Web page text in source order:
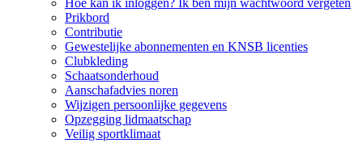
Hoe kan ik inloggen? Ik ben mijn wachtwoord vergeten
Prikbord
Contributie
Gewestelijke abonnementen en KNSB licenties
Clubkleding
Schaatsonderhoud
Aanschafadvies noren
Wijzigen persoonlijke gegevens
Opzegging lidmaatschap
Veilig sportklimaat